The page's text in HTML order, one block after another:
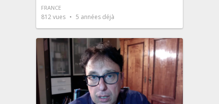
FRANCE
812vues 5 années déjà